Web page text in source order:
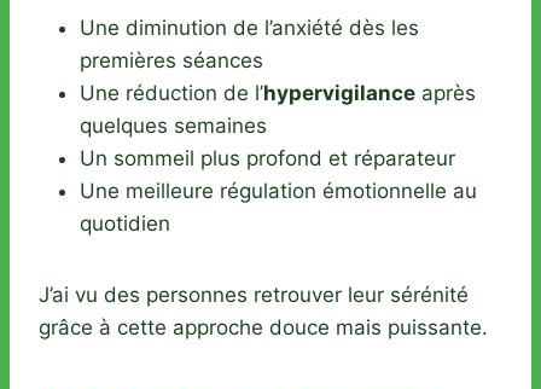
Une diminution de l’anxiété dès les
premières séances
Une réduction de l’hypervigilance après
quelques semaines
Un sommeil plus profond et réparateur
Une meilleure régulation émotionnelle au
quotidien
J’ai vu des personnes retrouver leur sérénité
grâce à cette approche douce mais puissante.